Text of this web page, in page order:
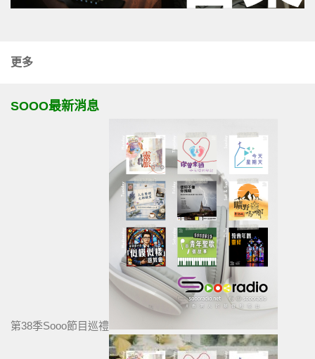
更多
SOOO最新消息
第38季Sooo節目巡禮